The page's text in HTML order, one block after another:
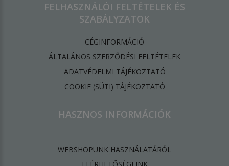
FELHASZNÁLÓI FELTÉTELEK ÉS
SZABÁLYZATOK
CÉGINFORMÁCIÓ
ÁLTALÁNOS SZERZŐDÉSI FELTÉTELEK
ADATVÉDELMI TÁJÉKOZTATÓ
​COOKIE (SÜTI) TÁJÉKOZTATÓ
HASZNOS INFORMÁCIÓK
WEBSHOPUNK HASZNÁLATÁRÓL